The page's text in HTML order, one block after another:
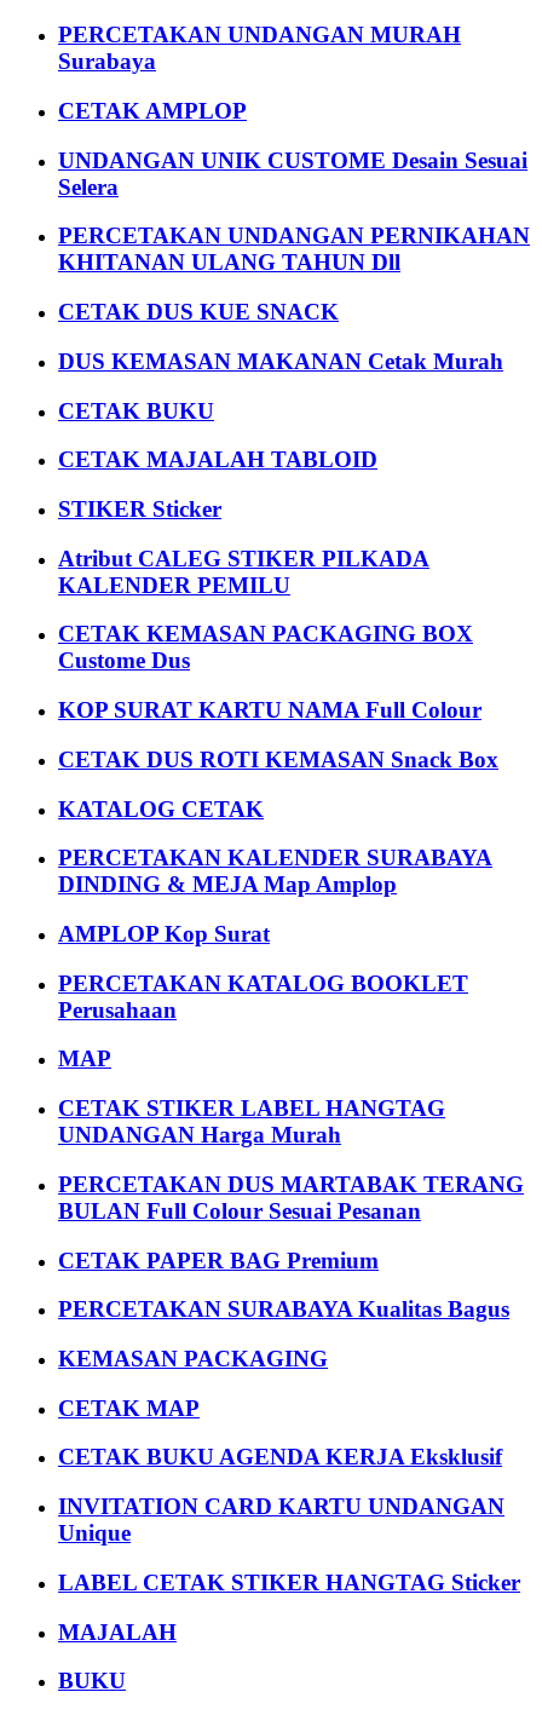
PERCETAKAN UNDANGAN MURAH
Surabaya
CETAK AMPLOP
UNDANGAN UNIK CUSTOME Desain Sesuai
Selera
PERCETAKAN UNDANGAN PERNIKAHAN
KHITANAN ULANG TAHUN Dll
CETAK DUS KUE SNACK
DUS KEMASAN MAKANAN Cetak Murah
CETAK BUKU
CETAK MAJALAH TABLOID
STIKER Sticker
Atribut CALEG STIKER PILKADA
KALENDER PEMILU
CETAK KEMASAN PACKAGING BOX
Custome Dus
KOP SURAT KARTU NAMA Full Colour
CETAK DUS ROTI KEMASAN Snack Box
KATALOG CETAK
PERCETAKAN KALENDER SURABAYA
DINDING & MEJA Map Amplop
AMPLOP Kop Surat
PERCETAKAN KATALOG BOOKLET
Perusahaan
MAP
CETAK STIKER LABEL HANGTAG
UNDANGAN Harga Murah
PERCETAKAN DUS MARTABAK TERANG
BULAN Full Colour Sesuai Pesanan
CETAK PAPER BAG Premium
PERCETAKAN SURABAYA Kualitas Bagus
KEMASAN PACKAGING
CETAK MAP
CETAK BUKU AGENDA KERJA Eksklusif
INVITATION CARD KARTU UNDANGAN
Unique
LABEL CETAK STIKER HANGTAG Sticker
MAJALAH
BUKU